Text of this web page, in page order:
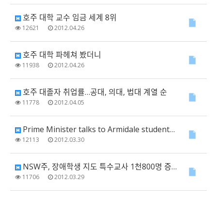
호주 대학 교수 임금 세계 8위
12621 2012.04.26
호주 대학 파헤쳐 봤더니
11938 2012.04.26
호주 대졸자 취업률…공대, 의대, 법대 계열 순
11778 2012.04.05
Prime Minister talks to Armidale students in UNE Kor…
12113 2012.03.30
NSW주, 장애학생 지도 특수교사 1천800명 증원
11706 2012.03.29